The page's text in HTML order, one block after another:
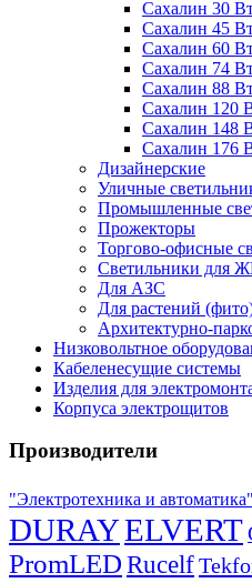
Сахалин 30
Сахалин 45
Сахалин 60
Сахалин 74
Сахалин 88
Сахалин 120
Сахалин 148
Сахалин 176
Дизайнерские
Уличные
Промышленные
Прожекторы
Торгово-офисные
Светильники для
Для АЗС
Для растений
Архитектурно-
Низковольтное
Кабеленесущие системы
Изделия для
Корпуса электрощитов
Производители
"Электротехника и автоматика"
DURAYELVERT
PromLED Rucelf